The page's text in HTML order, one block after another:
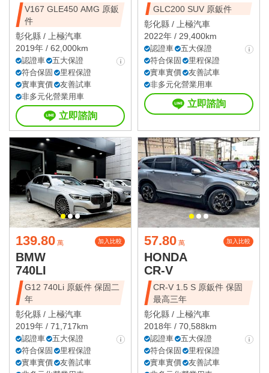
V167 GLE450 AMG 原鈑
件
彰化縣 /
上極汽車
2019年 / 62,000km
認證車
五大保證
符合保固
里程保證
實車實價
友善試車
非多元化營業用車
立即諮詢
GLC200 SUV 原鈑件
彰化縣 /
上極汽車
2022年 / 29,400km
認證車
五大保證
符合保固
里程保證
實車實價
友善試車
非多元化營業用車
立即諮詢
139.80 萬 加入比較
BMW
740LI
G12 740Li 原鈑件 保固二
年
彰化縣 /
上極汽車
2019年 / 71,717km
認證車
五大保證
符合保固
里程保證
實車實價
友善試車
57.80 萬 加入比較
HONDA
CR-V
CR-V 1.5 S 原鈑件 保固
最高三年
彰化縣 /
上極汽車
2018年 / 70,588km
認證車
五大保證
符合保固
里程保證
實車實價
友善試車